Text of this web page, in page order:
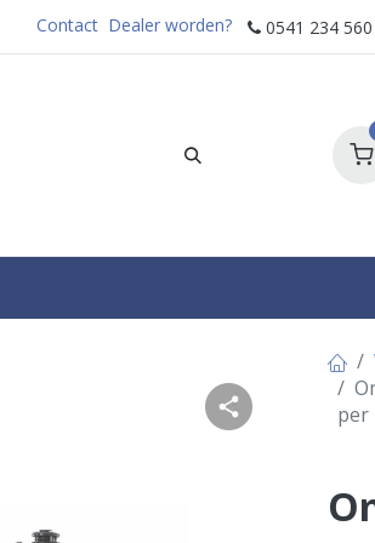
Contact Dealer worden? 0541 234 560
per